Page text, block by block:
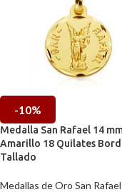
-10%
Medalla San Rafael 14
Amarillo 18 Quilates
Tallado
Medallas de Oro San Rafael